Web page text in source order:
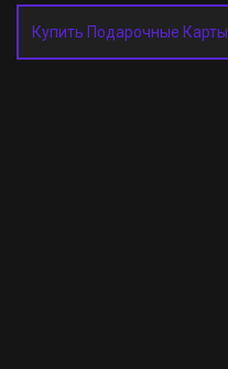
Купить Подарочные Карты